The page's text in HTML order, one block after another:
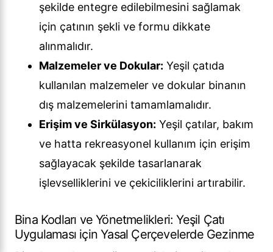
şekilde entegre edilebilmesini sağlamak
için çatının şekli ve formu dikkate
alınmalıdır.
Malzemeler ve Dokular: Yeşil çatıda
kullanılan malzemeler ve dokular binanın
dış malzemelerini tamamlamalıdır.
Erişim ve Sirkülasyon: Yeşil çatılar, bakım
ve hatta rekreasyonel kullanım için erişim
sağlayacak şekilde tasarlanarak
işlevselliklerini ve çekiciliklerini artırabilir.
Bina Kodları ve Yönetmelikleri: Yeşil Çatı
Uygulaması için Yasal Çerçevelerde Gezinme